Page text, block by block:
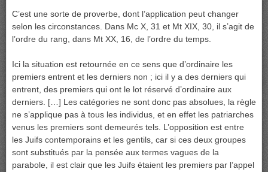
C’est une sorte de proverbe, dont l’application peut changer
selon les circonstances. Dans Mc X, 31 et Mt XIX, 30, il s’agit de
l’ordre du rang, dans Mt XX, 16, de l’ordre du temps.
Ici la situation est retournée en ce sens que d’ordinaire les
premiers entrent et les derniers non ; ici il y a des derniers qui
entrent, des premiers qui ont le lot réservé d’ordinaire aux
derniers. […] Les catégories ne sont donc pas absolues, la règle
ne s’applique pas à tous les individus, et en effet les patriarches
venus les premiers sont demeurés tels. L’opposition est entre
les Juifs contemporains et les gentils, car si ces deux groupes
sont substitués par la pensée aux termes vagues de la
parabole, il est clair que les Juifs étaient les premiers par l’appel